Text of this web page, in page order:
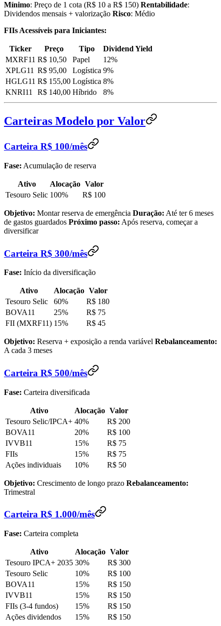
Mínimo: Preço de 1 cota (R$ 10 a R$ 150) Rentabilidade:
Dividendos mensais + valorização Risco: Médio
FIIs Acessíveis para Iniciantes:
Ticker Preço Tipo
Dividend Yield
MXRF11 R$ 10,50 Papel
12%
XPLG11 R$ 95,00 Logística 9%
HGLG11 R$ 155,00 Logística 8%
KNRI11
R$ 140,00 Híbrido 8%
Carteiras Modelo por Valor
Carteira R$ 100/mês
Fase: Acumulação de reserva
Ativo Alocação Valor
Tesouro Selic 100% R$ 100
Objetivo: Montar reserva de emergência Duração: Até ter 6 meses
de gastos guardados Próximo passo: Após reserva, começar a
diversificar
Carteira R$ 300/mês
Fase: Início da diversificação
Ativo Alocação Valor
Tesouro Selic
60%
R$ 180
BOVA11
25%
R$ 75
FII (MXRF11) 15% R$ 45
Objetivo: Reserva + exposição a renda variável Rebalanceamento:
A cada 3 meses
Carteira R$ 500/mês
Fase: Carteira diversificada
Ativo Alocação Valor
Tesouro Selic/IPCA+ 40%
R$ 200
BOVA11
20%
R$ 100
IVVB11
15%
R$ 75
FIIs
15%
R$ 75
Ações individuais
10% R$ 50
Objetivo: Crescimento de longo prazo Rebalanceamento:
Trimestral
Carteira R$ 1.000/mês
Fase: Carteira completa
Ativo Alocação Valor
Tesouro IPCA+ 2035 30%
R$ 300
Tesouro Selic
10%
R$ 100
BOVA11
15%
R$ 150
IVVB11
15%
R$ 150
FIIs (3-4 fundos)
15%
R$ 150
Ações dividendos
15% R$ 150